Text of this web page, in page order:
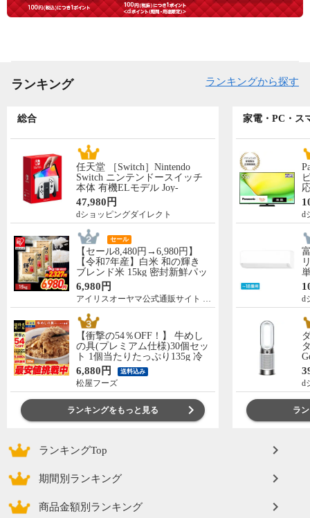
ランキング ランキングから探す
総合
任天堂 ［Switch］Nintendo
Switch ニンテンドースイッチ
本体 有機ELモデル Joy-
Con(L)/(R)ホワイト NSW ホン
タイ 【送料550円対象品】
HEG-S-KAAAA
47,980円
dショッピングダイレクト
セール
【セール8,480円→6,980円】
【令和7年産】白米 和の輝き
ブレンド米 15kg 密封新鮮パッ
ク 脱酸素剤入り 米 お米 低温
製法米 アイリスオーヤマ [食
品]
6,980円
アイリスオーヤマ公式通販サイト アイリスプラザ
【衝撃の54％OFF！】 牛めし
の具(プレミアム仕様)30個セッ
ト 1個当たりたっぷり135g 冷
凍食品 松屋牛丼 当店のイチオ
シ 非常食
6,880円 送料込み
松屋フーズ
ランキングをもっと見る
家電・PC・ス
d
d
d
ラ
ランキングTop
期間別ランキング
商品金額別ランキング